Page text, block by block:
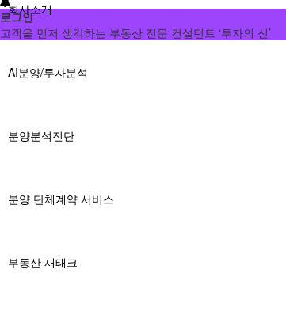
회사소개
AI분양/투자분석
분양분석진단
분양 단체계약 서비스
부동산 재태크
로그인
고객을 먼저 생각하는 부동산 전문 컨설턴트 ‘투자의 신’